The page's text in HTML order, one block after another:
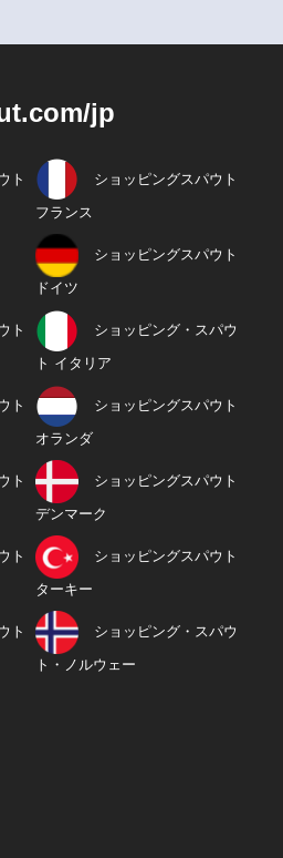
jp
ト ショッピングスパウト
フランス
ショッピングスパウト
ドイツ
ト ショッピング・スパウ
ト イタリア
ト ショッピングスパウト
オランダ
ト ショッピングスパウト
デンマーク
ト ショッピングスパウト
ターキー
ト ショッピング・スパウ
ト・ノルウェー